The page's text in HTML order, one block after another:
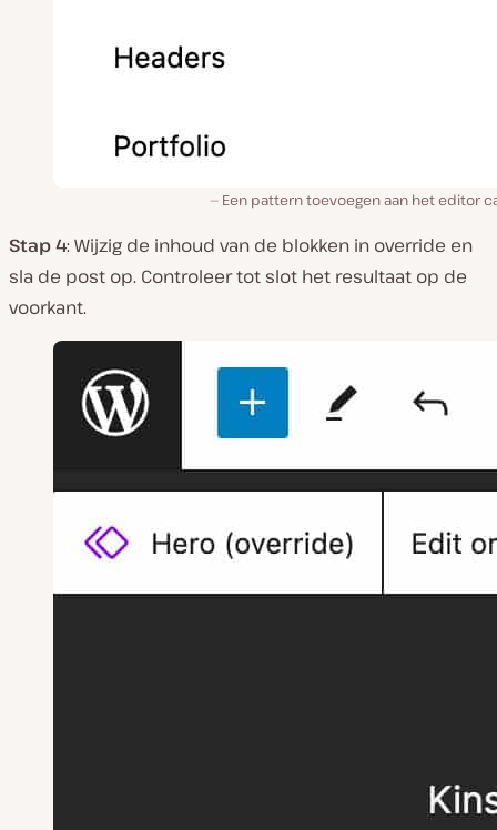
Een pattern toevoegen aan het editor
Stap 4: Wijzig de inhoud van de blokken in override en
sla de post op. Controleer tot slot het resultaat op de
voorkant.